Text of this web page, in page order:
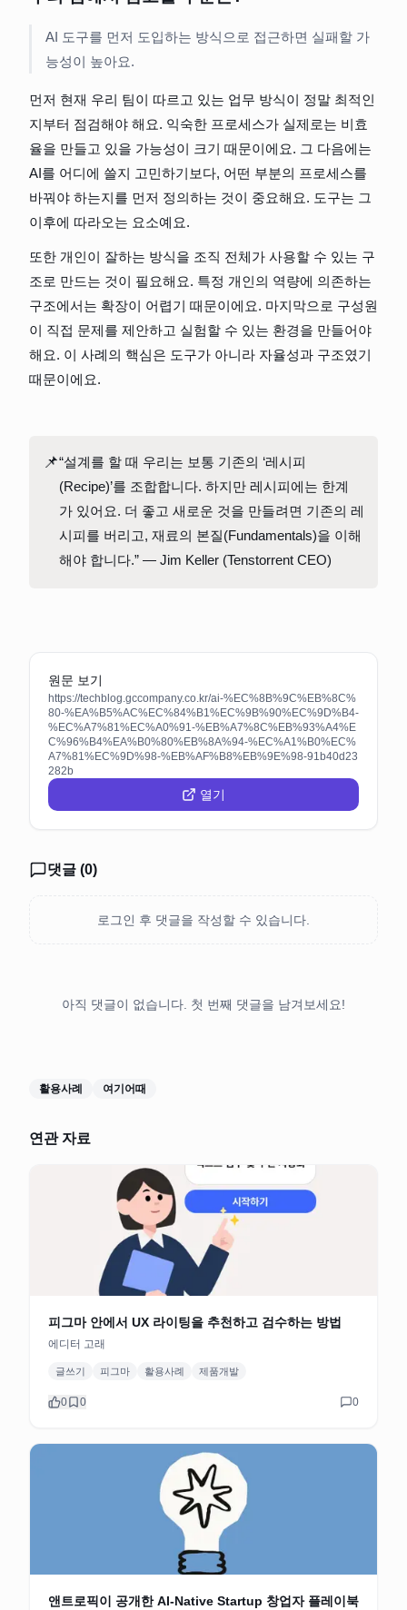
AI 도구를 먼저 도입하는 방식으로 접근하면 실패할 가
능성이 높아요.
먼저 현재 우리 팀이 따르고 있는 업무 방식이 정말 최적인
지부터 점검해야 해요. 익숙한 프로세스가 실제로는 비효
율을 만들고 있을 가능성이 크기 때문이에요. 그 다음에는
AI를 어디에 쓸지 고민하기보다, 어떤 부분의 프로세스를
바꿔야 하는지를 먼저 정의하는 것이 중요해요. 도구는 그
이후에 따라오는 요소예요.
또한 개인이 잘하는 방식을 조직 전체가 사용할 수 있는 구
조로 만드는 것이 필요해요. 특정 개인의 역량에 의존하는
구조에서는 확장이 어렵기 때문이에요. 마지막으로 구성원
이 직접 문제를 제안하고 실험할 수 있는 환경을 만들어야
해요. 이 사례의 핵심은 도구가 아니라 자율성과 구조였기
때문이에요.
📌“설계를 할 때 우리는 보통 기존의 ‘레시피
(Recipe)’를 조합합니다. 하지만 레시피에는 한계
가 있어요. 더 좋고 새로운 것을 만들려면 기존의 레
시피를 버리고, 재료의 본질(Fundamentals)을 이해
해야 합니다.” — Jim Keller (Tenstorrent CEO)
원문 보기
https://techblog.gccompany.co.kr/ai-%EC%8B%9C%EB%8C%
80-%EA%B5%AC%EC%84%B1%EC%9B%90%EC%9D%B4-
%EC%A7%81%EC%A0%91-%EB%A7%8C%EB%93%A4%E
C%96%B4%EA%B0%80%EB%8A%94-%EC%A1%B0%EC%
A7%81%EC%9D%98-%EB%AF%B8%EB%9E%98-91b40d23
282b
열기
댓글 (0)
로그인 후 댓글을 작성할 수 있습니다.
아직 댓글이 없습니다. 첫 번째 댓글을 남겨보세요!
활용사례 여기어때
연관 자료
피그마 안에서 UX 라이팅을 추천하고 검수하는 방법
에디터 고래
글쓰기 피그마 활용사례 제품개발
0 0 0
앤트로픽이 공개한 AI-Native Startup 창업자 플레이북